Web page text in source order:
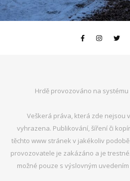
Hrdě provozováno na
Veškerá práva, která zde nejsou
vyhrazena. Publikování, šíření či
těchto www stránek v jakékoliv
provozovatele je zakázáno a je
možné pouze s výslovným